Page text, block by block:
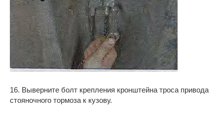
16. Выверните болт крепления кронштейна троса привода
стояночного тормоза к кузову.